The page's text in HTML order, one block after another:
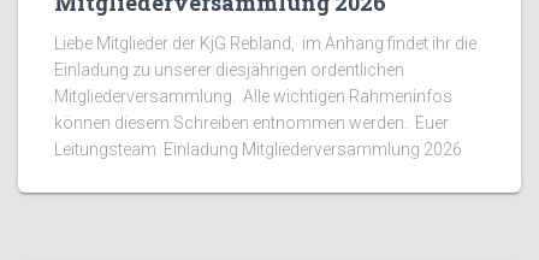
Liebe Mitglieder der KjG Rebland, im Anhang findet ihr die
Einladung zu unserer diesjährigen ordentlichen
Mitgliederversammlung. Alle wichtigen Rahmeninfos
können diesem Schreiben entnommen werden. Euer
Leitungsteam Einladung Mitgliederversammlung 2026